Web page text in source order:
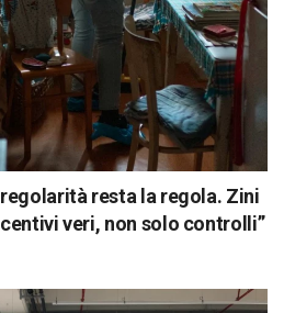
resta la regola. Zini
veri, non solo controlli”